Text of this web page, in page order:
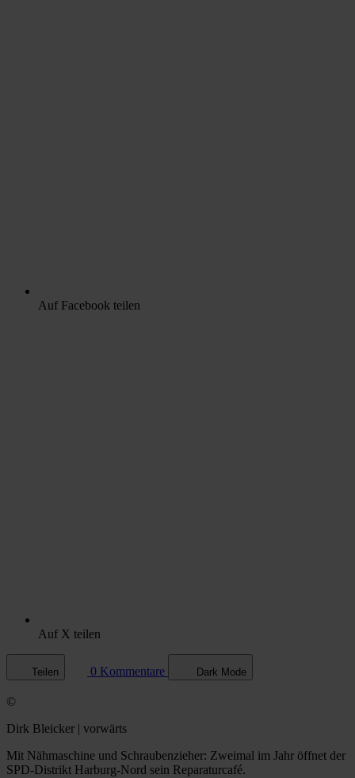
Auf Facebook teilen
Auf X teilen
Teilen 0 Kommentare Dark Mode
©
Dirk Bleicker | vorwärts
Mit Nähmaschine und Schraubenzieher: Zweimal im Jahr öffnet der
SPD-Distrikt Harburg-Nord sein Reparaturcafé.